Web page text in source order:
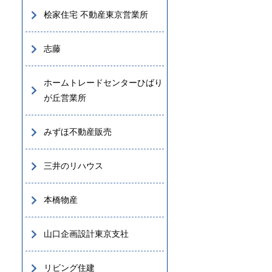
桧家住宅 不動産東京営業所
志藤
ホームトレードセンターひばり
が丘営業所
みずほ不動産販売
三井のリハウス
本橋物産
山口企画設計東京支社
リビング住建